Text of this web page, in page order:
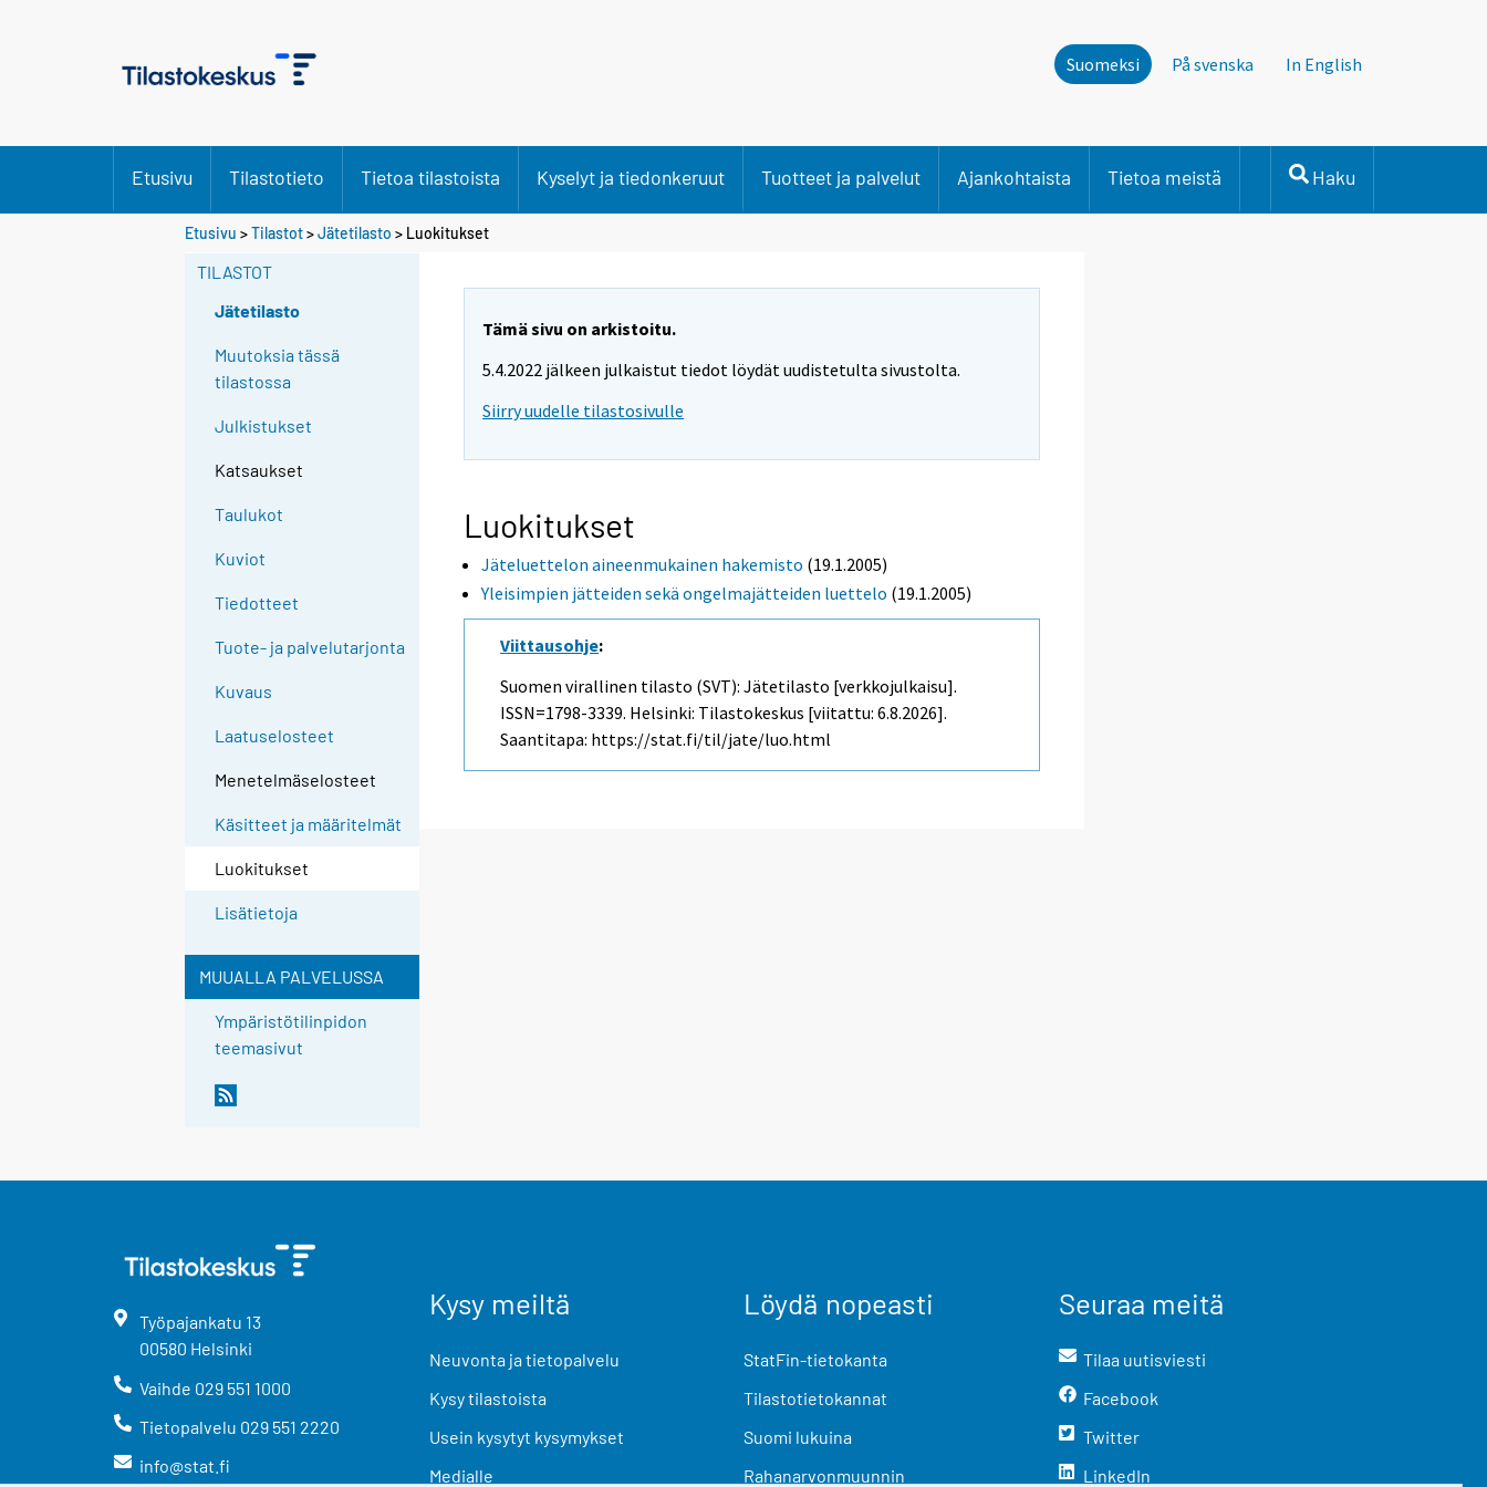
Suomeksi På svenska In English
Etusivu Tilastotieto Tietoa tilastoista Kyselyt ja tiedonkeruut Tuotteet ja palvelut Ajankohtaista Tietoa meistä Haku
Etusivu >Tilastot>Jätetilasto > Luokitukset
TILASTOT
Jätetilasto
Muutoksia tässä
tilastossa
Julkistukset
Katsaukset
Taulukot
Kuviot
Tiedotteet
Tuote- ja palvelutarjonta
Kuvaus
Laatuselosteet
Menetelmäselosteet
Käsitteet ja määritelmät
Luokitukset
Lisätietoja
MUUALLA PALVELUSSA
Ympäristötilinpidon
teemasivut
Tämä sivu on arkistoitu.
5.4.2022 jälkeen julkaistut tiedot löydät uudistetulta sivustolta.
Siirry uudelle tilastosivulle
Luokitukset
Jäteluettelon aineenmukainen hakemisto (19.1.2005)
Yleisimpien jätteiden sekä ongelmajätteiden luettelo (19.1.2005)
Viittausohje:
Suomen virallinen tilasto (SVT): Jätetilasto [verkkojulkaisu].
ISSN=1798-3339. Helsinki: Tilastokeskus [viitattu: 6.8.2026].
Saantitapa: https://stat.fi/til/jate/luo.html
Työpajankatu 13
00580 Helsinki
Vaihde 029 551 1000
Tietopalvelu 029 551 2220
info@stat.fi
Kysy meiltä
Neuvonta ja tietopalvelu
Kysy tilastoista
Usein kysytyt kysymykset
Medialle
Löydä nopeasti
StatFin-tietokanta
Tilastotietokannat
Suomi lukuina
Rahanarvonmuunnin
Seuraa meitä
Tilaa uutisviesti
Facebook
Twitter
LinkedIn